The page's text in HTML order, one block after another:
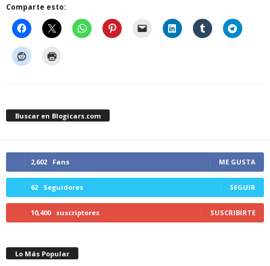
Comparte esto:
Buscar en Blogicars.com
2,602 Fans ME GUSTA
62 Seguidores SEGUIR
10,400 suscriptores SUSCRIBIRTE
Lo Más Popular